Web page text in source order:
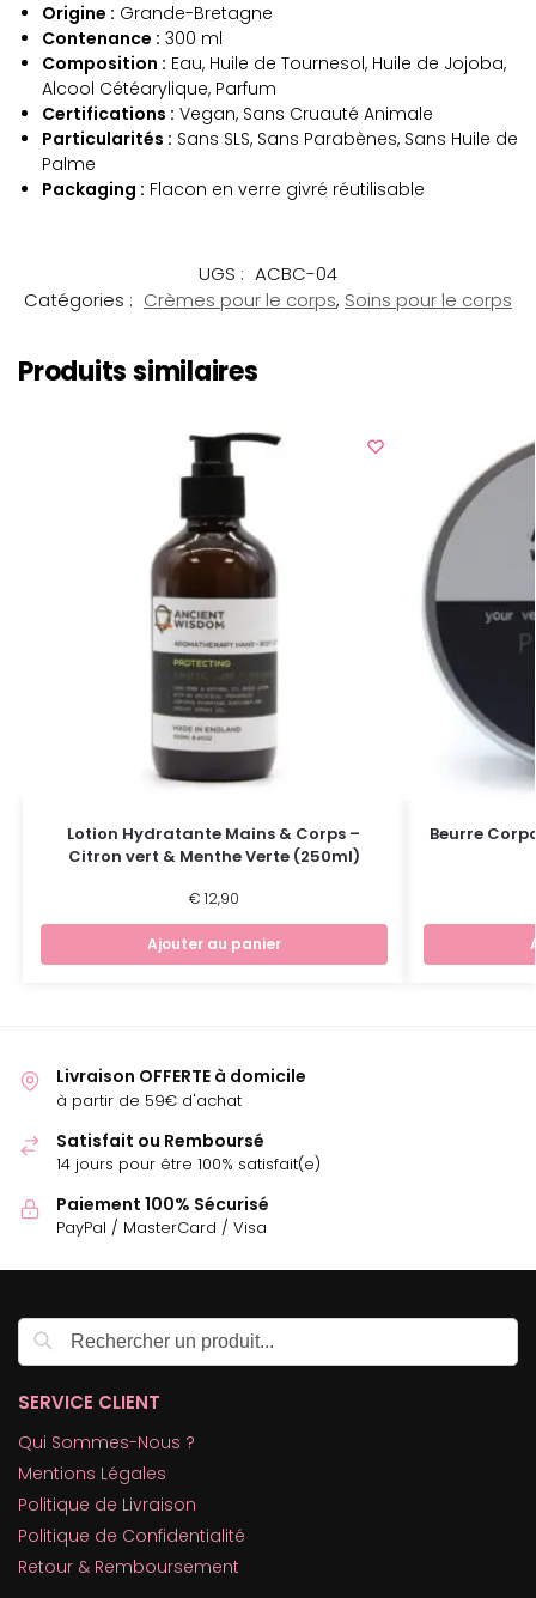
Origine : Grande-Bretagne
Contenance : 300 ml
Composition : Eau, Huile de Tournesol, Huile de Jojoba,
Alcool Cétéarylique, Parfum
Certifications : Vegan, Sans Cruauté Animale
Particularités : Sans SLS, Sans Parabènes, Sans Huile de
Palme
Packaging : Flacon en verre givré réutilisable
UGS : ACBC-04
Catégories : Crèmes pour le corps, Soins pour le corps
Produits similaires
Lotion Hydratante Mains & Corps –
Citron vert & Menthe Verte (250ml)
€ 12,90
Ajouter au panier
Beurre
Livraison OFFERTE à domicile
à partir de 59€ d'achat
Satisfait ou Remboursé
14 jours pour être 100% satisfait(e)
Paiement 100% Sécurisé
PayPal / MasterCard / Visa
SERVICE CLIENT
Qui Sommes-Nous ?
Mentions Légales
Politique de Livraison
Politique de Confidentialité
Retour & Remboursement